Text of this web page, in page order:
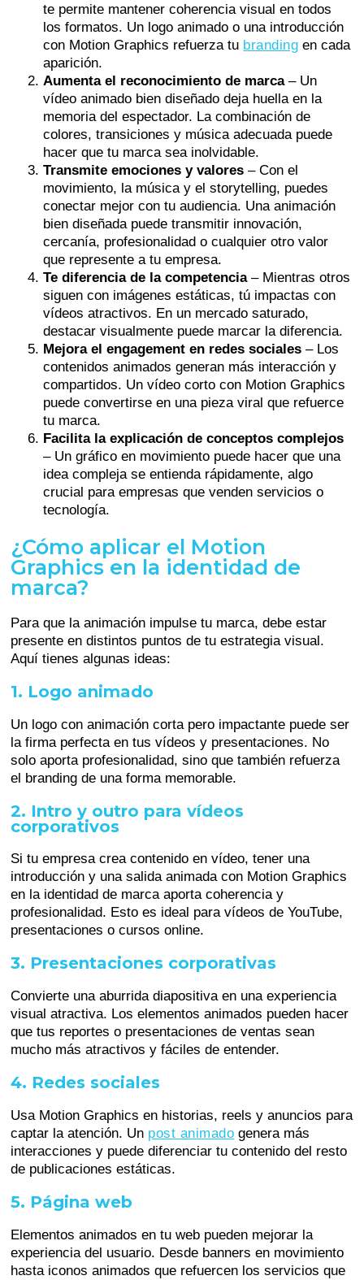
te permite mantener coherencia visual en todos
los formatos. Un logo animado o una introducción
con Motion Graphics refuerza tu branding en cada
aparición.
Aumenta el reconocimiento de marca– Un
vídeo animado bien diseñado deja huella en la
memoria del espectador. La combinación de
colores, transiciones y música adecuada puede
hacer que tu marca sea inolvidable.
Transmite emociones y valores – Con el
movimiento, la música y el storytelling, puedes
conectar mejor con tu audiencia. Una animación
bien diseñada puede transmitir innovación,
cercanía, profesionalidad o cualquier otro valor
que represente a tu empresa.
Te diferencia de la competencia– Mientras otros
siguen con imágenes estáticas, tú impactas con
vídeos atractivos. En un mercado saturado,
destacar visualmente puede marcar la diferencia.
Mejora el engagement en redes sociales – Los
contenidos animados generan más interacción y
compartidos. Un vídeo corto con Motion Graphics
puede convertirse en una pieza viral que refuerce
tu marca.
Facilita la explicación de conceptos complejos
– Un gráfico en movimiento puede hacer que una
idea compleja se entienda rápidamente, algo
crucial para empresas que venden servicios o
tecnología.
¿Cómo aplicar el Motion
Graphics en la identidad de
marca?
Para que la animación impulse tu marca, debe estar
presente en distintos puntos de tu estrategia visual.
Aquí tienes algunas ideas:
1. Logo animado
Un logo con animación corta pero impactante puede ser
la firma perfecta en tus vídeos y presentaciones. No
solo aporta profesionalidad, sino que también refuerza
el branding de una forma memorable.
2. Intro y outro para vídeos
corporativos
Si tu empresa crea contenido en vídeo, tener una
introducción y una salida animada con Motion Graphics
en la identidad de marca aporta coherencia y
profesionalidad. Esto es ideal para vídeos de YouTube,
presentaciones o cursos online.
3. Presentaciones corporativas
Convierte una aburrida diapositiva en una experiencia
visual atractiva. Los elementos animados pueden hacer
que tus reportes o presentaciones de ventas sean
mucho más atractivos y fáciles de entender.
4. Redes sociales
Usa Motion Graphics en historias, reels y anuncios para
captar la atención. Un post animado genera más
interacciones y puede diferenciar tu contenido del resto
de publicaciones estáticas.
5. Página web
Elementos animados en tu web pueden mejorar la
experiencia del usuario. Desde banners en movimiento
hasta iconos animados que refuercen los servicios que